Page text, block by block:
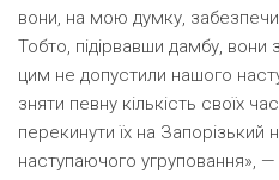
вони, на мою думку,
Тобто, підірвавши дамбу, вони
цим не допустили нашого
зняти певну кількість своїх
перекинути їх на
наступаючого угруповання», —